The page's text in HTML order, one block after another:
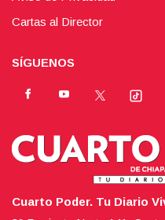
Cartas al Director
SÍGUENOS
Cuarto Poder. Tu Diario